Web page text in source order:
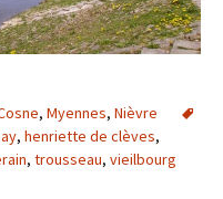
, Myennes, Nièvre
, henriette de clèves,
, trousseau, vieilbourg